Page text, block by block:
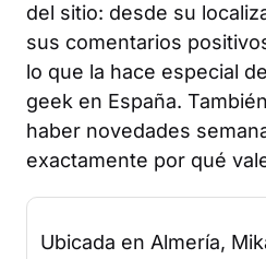
del sitio: desde su
sus comentarios
lo que la hace especial
geek en España.
haber novedades
exactamente por qué
Ubicada en Almería,